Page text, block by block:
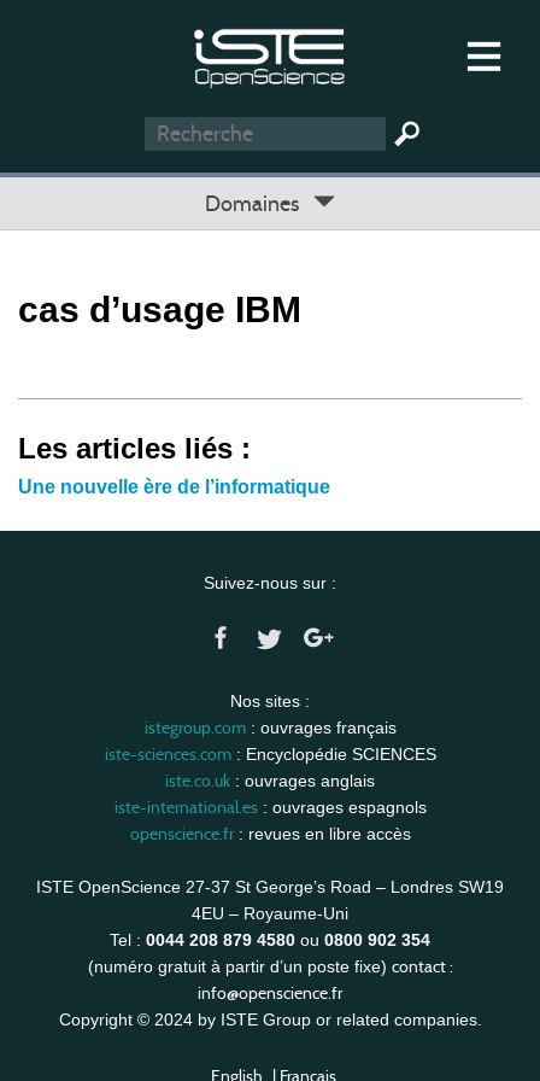
Domaines
cas d’usage IBM
Les articles liés :
Une nouvelle ère de l’informatique
Suivez-nous sur :
Nos sites :
istegroup.com: ouvrages français
iste-sciences.com: Encyclopédie SCIENCES
iste.co.uk : ouvrages anglais
iste-international.es: ouvrages espagnols
openscience.fr: revues en libre accès
ISTE OpenScience 27-37 St George’s Road – Londres SW19
4EU – Royaume-Uni
Tel : 0044 208 879 4580 ou 0800 902 354
(numéro gratuit à partir d’un poste fixe) contact :
info@openscience.fr
Copyright © 2024 by ISTE Group or related companies.
English | Français